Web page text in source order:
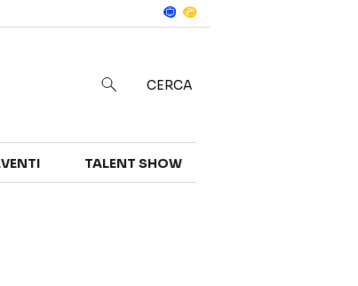
CERCA
TALENT SHOW